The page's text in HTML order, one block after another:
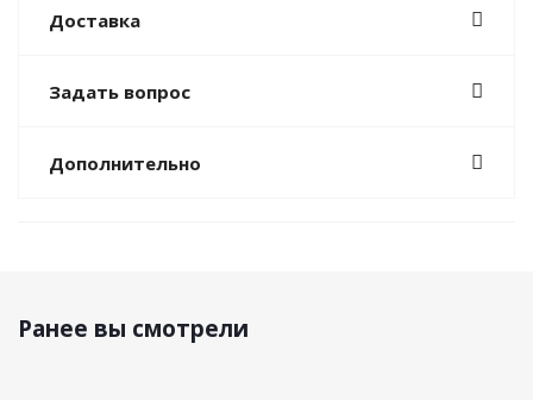
Доставка
Задать вопрос
Дополнительно
Ранее вы смотрели